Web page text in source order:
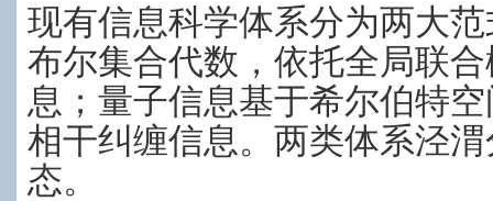
现有信息科学体系分为两大
布尔集合代数，依托全局联
息；量子信息基于希尔伯特
相干纠缠信息。两类体系泾
态。